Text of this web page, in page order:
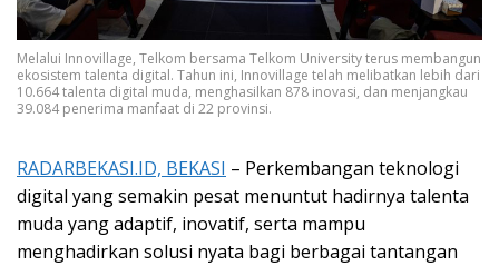
Melalui Innovillage, Telkom bersama Telkom University terus membangun
ekosistem talenta digital. Tahun ini, Innovillage telah melibatkan lebih dari
10.664 talenta digital muda, menghasilkan 878 inovasi, dan menjangkau
39.084 penerima manfaat di 22 provinsi.
RADARBEKASI.ID, BEKASI – Perkembangan teknologi
digital yang semakin pesat menuntut hadirnya talenta
muda yang adaptif, inovatif, serta mampu
menghadirkan solusi nyata bagi berbagai tantangan